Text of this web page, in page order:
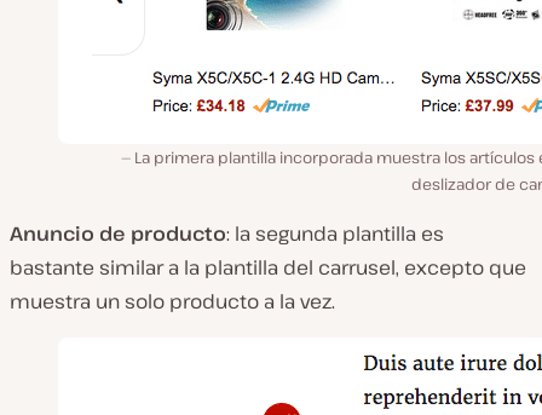
La primera plantilla incorporada muestra los artículos
deslizador de
Anuncio de producto: la segunda plantilla es
bastante similar a la plantilla del carrusel, excepto que
muestra un solo producto a la vez.